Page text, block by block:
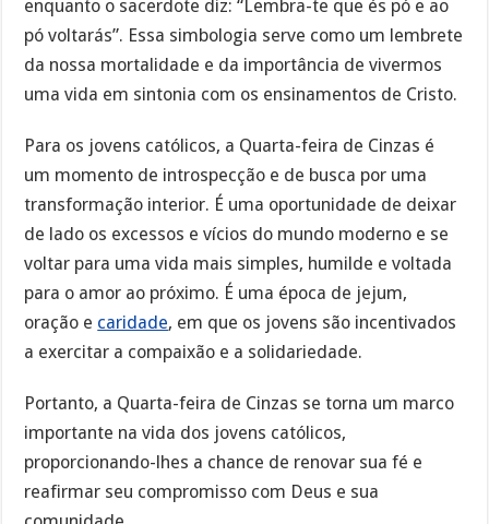
enquanto o sacerdote diz: “Lembra-te que és pó e ao
pó voltarás”. Essa simbologia serve como um lembrete
da nossa mortalidade e da importância de vivermos
uma vida em sintonia com os ensinamentos de Cristo.
Para os jovens católicos, a Quarta-feira de Cinzas é
um momento de introspecção e de busca por uma
transformação interior. É uma oportunidade de deixar
de lado os excessos e vícios do mundo moderno e se
voltar para uma vida mais simples, humilde e voltada
para o amor ao próximo. É uma época de jejum,
oração e caridade, em que os jovens são incentivados
a exercitar a compaixão e a solidariedade.
Portanto, a Quarta-feira de Cinzas se torna um marco
importante na vida dos jovens católicos,
proporcionando-lhes a chance de renovar sua fé e
reafirmar seu compromisso com Deus e sua